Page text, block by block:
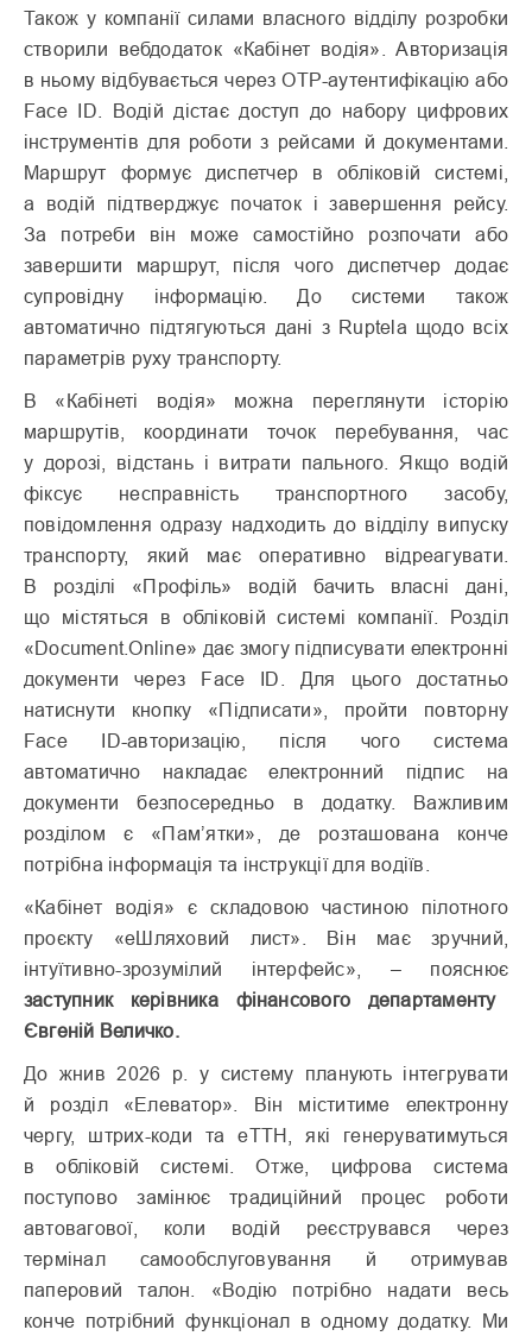
Також у компанії силами власного відділу розробки
створили вебдодаток «Кабінет водія». Авторизація
в ньому відбувається через OTP-аутентифікацію або
Face ID. Водій дістає доступ до набору цифрових
інструментів для роботи з рейсами й документами.
Маршрут формує диспетчер в обліковій системі,
а водій підтверджує початок і завершення рейсу.
За потреби він може самостійно розпочати або
завершити маршрут, після чого диспетчер додає
супровідну інформацію. До системи також
автоматично підтягуються дані з Ruptela щодо всіх
параметрів руху транспорту.
В «Кабінеті водія» можна переглянути історію
маршрутів, координати точок перебування, час
у дорозі, відстань і витрати пального. Якщо водій
фіксує несправність транспортного засобу,
повідомлення одразу надходить до відділу випуску
транспорту, який має оперативно відреагувати.
В розділі «Профіль» водій бачить власні дані,
що містяться в обліковій системі компанії. Розділ
«Document.Online» дає змогу підписувати електронні
документи через Face ID. Для цього достатньо
натиснути кнопку «Підписати», пройти повторну
Face ID-авторизацію, після чого система
автоматично накладає електронний підпис на
документи безпосередньо в додатку. Важливим
розділом є «Пам’ятки», де розташована конче
потрібна інформація та інструкції для водіїв.
«Кабінет водія» є складовою частиною пілотного
проєкту «еШляховий лист». Він має зручний,
інтуїтивно-зрозумілий інтерфейс», – пояснює
заступник керівника фінансового департаменту
Євгеній Величко.
До жнив 2026 р. у систему планують інтегрувати
й розділ «Елеватор». Він міститиме елект­ронну
чергу, штрих-коди та еТТН, які генеруватимуться
в обліковій системі. Отже, цифрова система
поступово замінює традиційний процес роботи
автовагової, коли водій реєструвався через
термінал самообслуговування й отримував
паперовий талон. «Водію потрібно надати весь
конче потрібний функціонал в одному додатку. Ми